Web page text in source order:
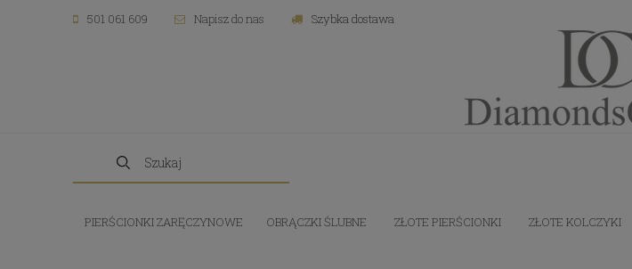
501 061 609 Napisz do nas Szybka dostawa
PIERŚCIONKI ZARĘCZYNOWE OBRĄCZKI ŚLUBNE ZŁOTE PIERŚCIONKI ZŁOTE KOLCZYKI